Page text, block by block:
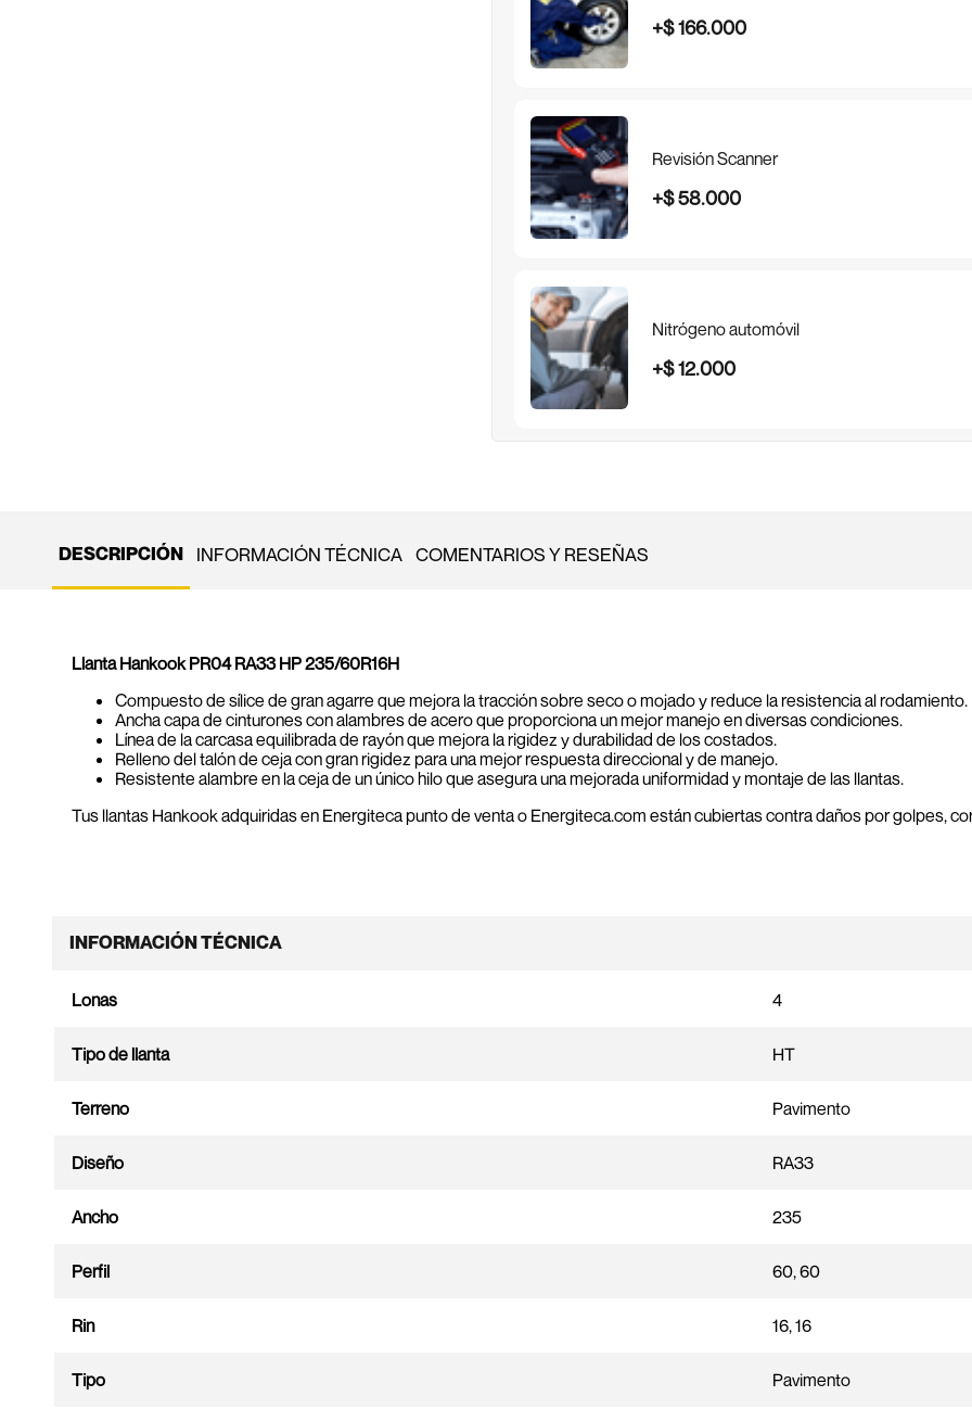
+$166.000
Revisión Scanner
+$58.000
Nitrógeno automóvil
+$12.000
DESCRIPCIÓN INFORMACIÓN TÉCNICA COMENTARIOS Y RESEÑAS
Llanta Hankook PR04 RA33 HP 235/60R16H
Compuesto de sílice de gran agarre que mejora la tracción sobre seco o mojado y reduce la resistencia al rodamiento.
Ancha capa de cinturones con alambres de acero que proporciona un mejor manejo en diversas condiciones.
Línea de la carcasa equilibrada de rayón que mejora la rigidez y durabilidad de los costados.
Relleno del talón de ceja con gran rigidez para una mejor respuesta direccional y de manejo.
Resistente alambre en la ceja de un único hilo que asegura una mejorada uniformidad y montaje de las llantas.
Tus llantas Hankook adquiridas en Energiteca punto de venta o Energiteca.com están cubiertas contra daños por golpes,
INFORMACIÓN TÉCNICA
Lonas 4
Tipo de llanta HT
Terreno Pavimento
Diseño RA33
Ancho 235
Perfil 60, 60
Rin 16, 16
Tipo Pavimento